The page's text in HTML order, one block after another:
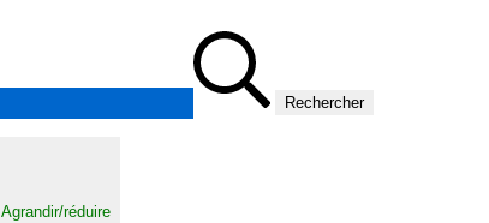
Agrandir/réduire